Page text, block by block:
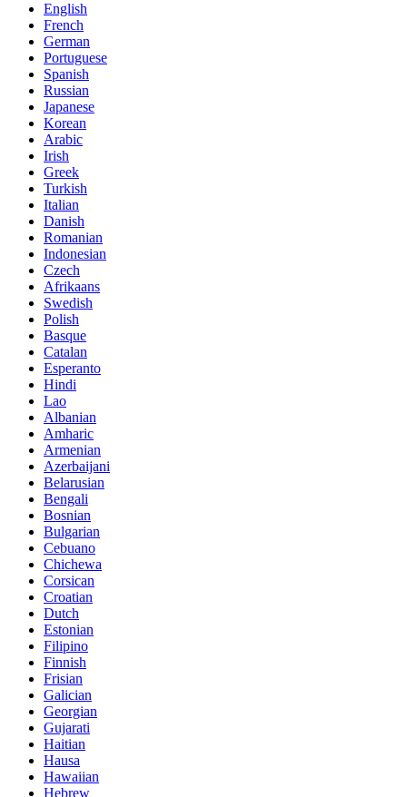
English
French
German
Portuguese
Spanish
Russian
Japanese
Korean
Arabic
Irish
Greek
Turkish
Italian
Danish
Romanian
Indonesian
Czech
Afrikaans
Swedish
Polish
Basque
Catalan
Esperanto
Hindi
Lao
Albanian
Amharic
Armenian
Azerbaijani
Belarusian
Bengali
Bosnian
Bulgarian
Cebuano
Chichewa
Corsican
Croatian
Dutch
Estonian
Filipino
Finnish
Frisian
Galician
Georgian
Gujarati
Haitian
Hausa
Hawaiian
Hebrew